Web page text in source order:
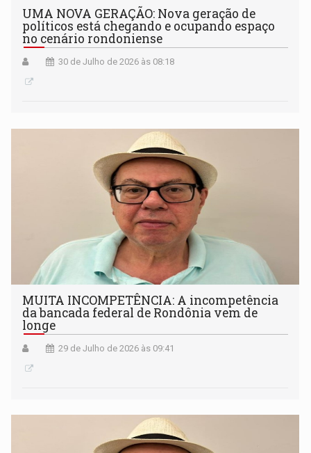
UMA NOVA GERAÇÃO: Nova geração de
políticos está chegando e ocupando espaço
no cenário rondoniense
30 de Julho de 2026 às 08:18
MUITA INCOMPETÊNCIA: A incompetência
da bancada federal de Rondônia vem de
longe
29 de Julho de 2026 às 09:41